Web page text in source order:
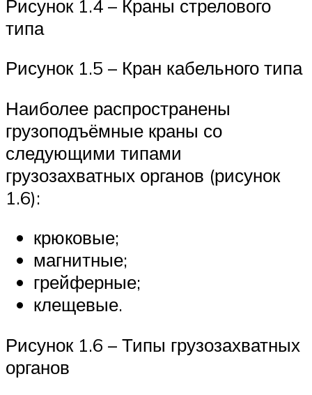
Рисунок 1.4 – Краны стрелового
типа
Рисунок 1.5 – Кран кабельного типа
Наиболее распространены
грузоподъёмные краны со
следующими типами
грузозахватных органов (рисунок
1.6):
крюковые;
магнитные;
грейферные;
клещевые.
Рисунок 1.6 – Типы грузозахватных
органов